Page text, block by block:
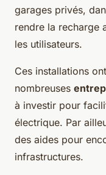
garages privés,
rendre la recharge
les utilisateurs.
Ces installations
nombreuses
à investir pour
électrique. Par
des aides pour
infrastructures.